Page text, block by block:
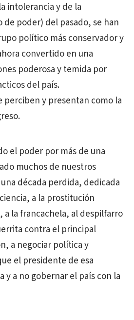
intolerancia y de la
de poder) del pasado, se han
político más conservador y
convertido en una
poderosa y temida por
del país.
perciben y presentan como la
el poder por más de una
muchos de nuestros
década perdida, dedicada
a la prostitución
a la francachela, al despilfarro
contra el principal
a negociar política y
el presidente de esa
y a no gobernar el país con la